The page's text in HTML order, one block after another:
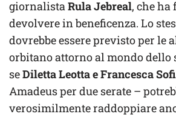
giornalista Rula Jebreal, che ha
devolvere in beneficenza. Lo
dovrebbe essere previsto per le
orbitano attorno al mondo dello
seDiletta Leotta e Francesca
Amadeus per due serate –
verosimilmente raddoppiare